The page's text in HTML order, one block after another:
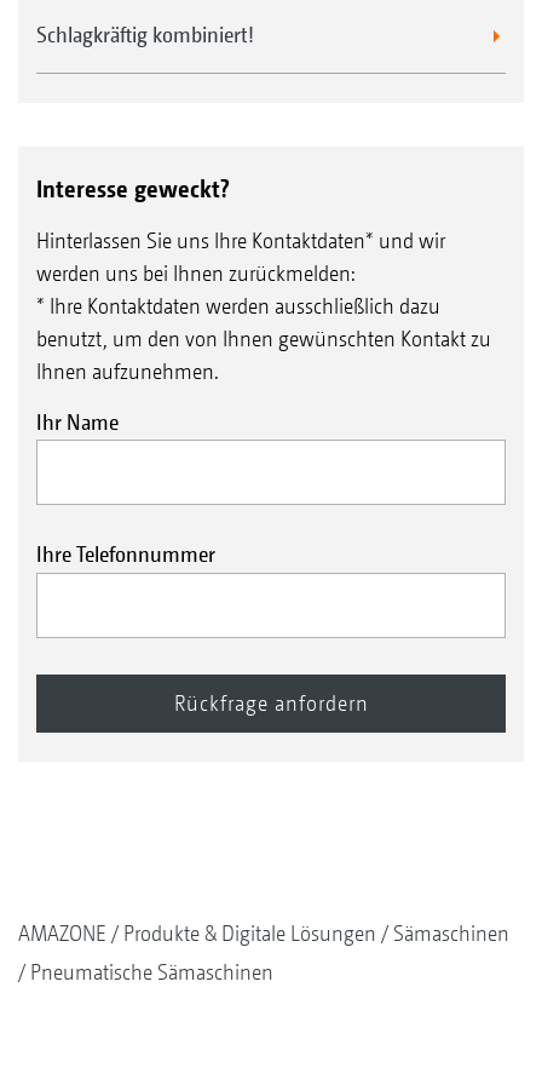
Schlagkräftig kombiniert!
Interesse geweckt?
Hinterlassen Sie uns Ihre Kontaktdaten* und wir
werden uns bei Ihnen zurückmelden:
* Ihre Kontaktdaten werden ausschließlich dazu
benutzt, um den von Ihnen gewünschten Kontakt zu
Ihnen aufzunehmen.
Ihr Name
Ihre Telefonnummer
AMAZONE Produkte & Digitale Lösungen
Sämaschinen
Pneumatische Sämaschinen